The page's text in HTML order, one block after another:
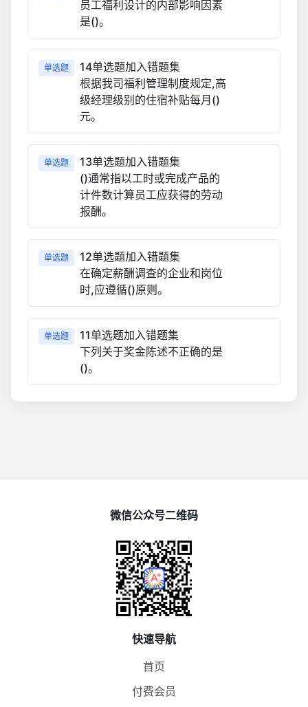
员工福利设计的内部影响因素
是()。
单选题
14单选题加入错题集
根据我司福利管理制度规定,高
级经理级别的住宿补贴每月()
元。
单选题
13单选题加入错题集
()通常指以工时或完成产品的
计件数计算员工应获得的劳动
报酬。
单选题
12单选题加入错题集
在确定薪酬调查的企业和岗位
时,应遵循()原则。
单选题
11单选题加入错题集
下列关于奖金陈述不正确的是
()。
微信公众号二维码
快速导航
首页
付费会员